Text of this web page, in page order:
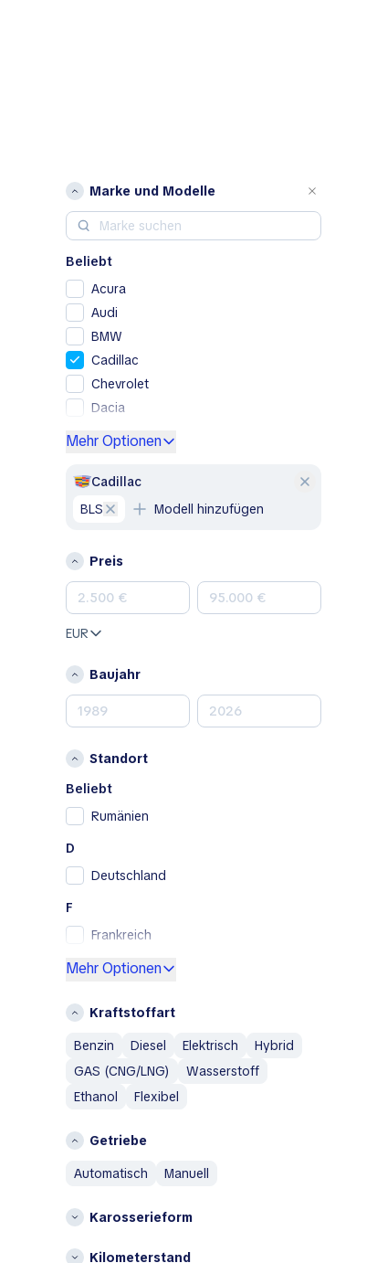
Marke und Modelle
Beliebt
Acura
Audi
BMW
Cadillac
Chevrolet
Dacia
GMC
Honda
Land Rover
Mercedes-Benz
MINI
Nissan
Peugeot
Porsche
RAM
Skoda
Subaru
Volkswagen
AM General
Aston Martin
Austin Healey
Avatr
Mehr Optionen
Cadillac
BLS
Modell hinzufügen
Preis
EUR
Baujahr
Standort
Beliebt
Rumänien
D
Deutschland
F
Frankreich
G
Island
Italien
Litauen
Ö
Österreich
Mehr Optionen
Kraftstoffart
Benzin
Diesel Elektrisch
Hybrid
GAS (CNG/LNG)
Wasserstoff
Ethanol
Flexibel
Getriebe
automatisch
manuell
Karosserieform
Kilometerstand